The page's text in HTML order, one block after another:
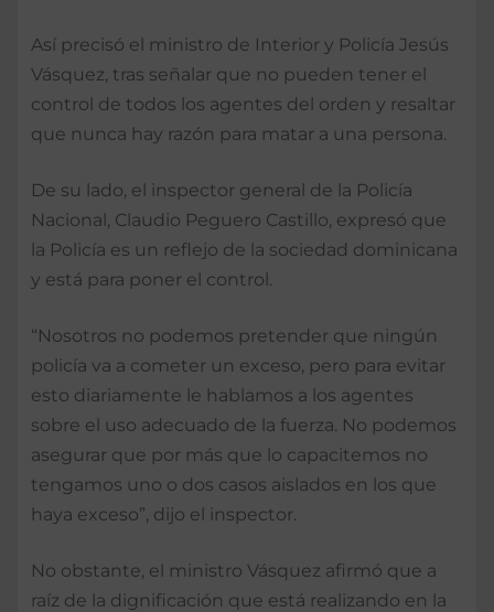
Así precisó el ministro de Interior y Policía Jesús
Vásquez, tras señalar que no pueden tener el
control de todos los agentes del orden y resaltar
que nunca hay razón para matar a una persona.
De su lado, el inspector general de la Policía
Nacional, Claudio Peguero Castillo, expresó que
la Policía es un reflejo de la sociedad dominicana
y está para poner el control.
“Nosotros no podemos pretender que ningún
policía va a cometer un exceso, pero para evitar
esto diariamente le hablamos a los agentes
sobre el uso adecuado de la fuerza. No podemos
asegurar que por más que lo capacitemos no
tengamos uno o dos casos aislados en los que
haya exceso”, dijo el inspector.
No obstante, el ministro Vásquez afirmó que a
raíz de la dignificación que está realizando en la